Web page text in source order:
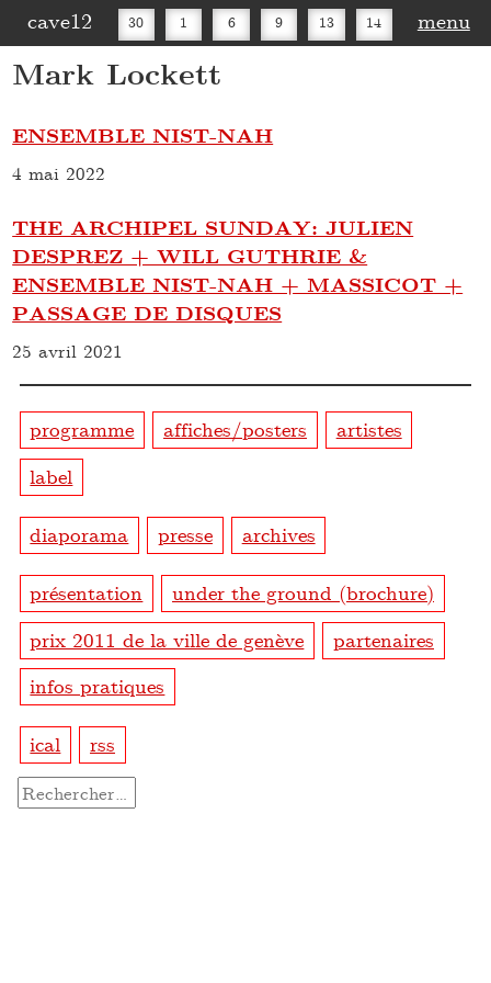
cave12 30 1 6 9 13 14 menu
Mark Lockett
ENSEMBLE NIST-NAH
4 mai 2022
THE ARCHIPEL SUNDAY: JULIEN
DESPREZ + WILL GUTHRIE &
ENSEMBLE NIST-NAH + MASSICOT +
PASSAGE DE DISQUES
25 avril 2021
programme affiches/posters
artistes
label
diaporama presse archives
présentation
under the ground (brochure)
prix 2011 de la ville de genève
partenaires
infos pratiques
ical rss
Rechercher :